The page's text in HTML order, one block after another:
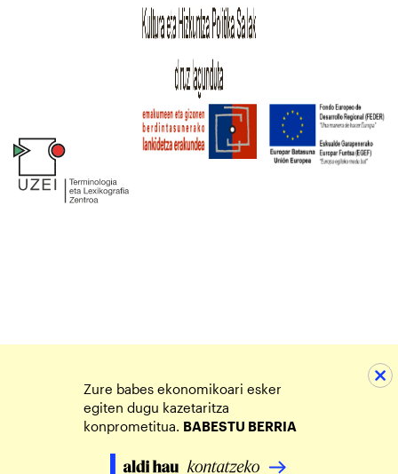
Zure babes ekonomikoari esker
egiten dugu kazetaritza
konprometitua. BABESTU BERRIA